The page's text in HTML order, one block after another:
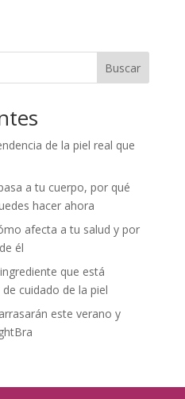
Buscar
de la piel real que
a tu cuerpo, por qué
hacer ahora
afecta a tu salud y por
él
que está
cuidado de la piel
este verano y